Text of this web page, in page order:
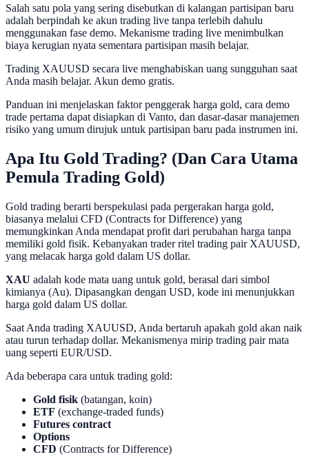
Salah satu pola yang sering disebutkan di kalangan partisipan baru
adalah berpindah ke akun trading live tanpa terlebih dahulu
menggunakan fase demo. Mekanisme trading live menimbulkan
biaya kerugian nyata sementara partisipan masih belajar.
Trading XAUUSD secara live menghabiskan uang sungguhan saat
Anda masih belajar. Akun demo gratis.
Panduan ini menjelaskan faktor penggerak harga gold, cara demo
trade pertama dapat disiapkan di Vanto, dan dasar-dasar manajemen
risiko yang umum dirujuk untuk partisipan baru pada instrumen ini.
Apa Itu Gold Trading? (Dan Cara Utama
Pemula Trading Gold)
Gold trading berarti berspekulasi pada pergerakan harga gold,
biasanya melalui CFD (Contracts for Difference) yang
memungkinkan Anda mendapat profit dari perubahan harga tanpa
memiliki gold fisik. Kebanyakan trader ritel trading pair XAUUSD,
yang melacak harga gold dalam US dollar.
XAU adalah kode mata uang untuk gold, berasal dari simbol
kimianya (Au). Dipasangkan dengan USD, kode ini menunjukkan
harga gold dalam US dollar.
Saat Anda trading XAUUSD, Anda bertaruh apakah gold akan naik
atau turun terhadap dollar. Mekanismenya mirip trading pair mata
uang seperti EUR/USD.
Ada beberapa cara untuk trading gold:
Gold fisik (batangan, koin)
ETF (exchange-traded funds)
Futures contract
Options
CFD (Contracts for Difference)